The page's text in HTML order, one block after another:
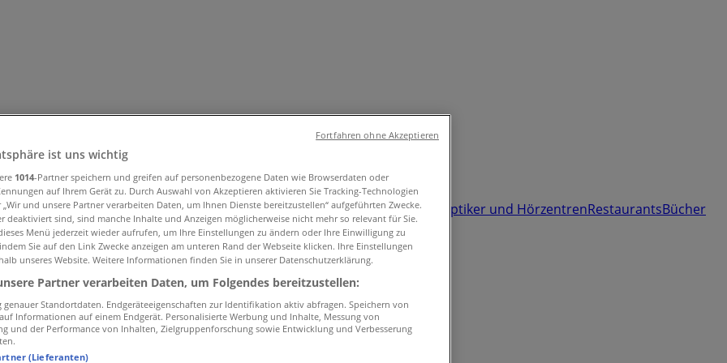
AccessoiresElektromärkteDrogerien und ParfümerieBaumärkte und
und BabyAuto, Motorrad und WerkstattKaufhäuserReisen und Freizeit Optiker und HörzentrenRestaurantsBücher
ist uns wichtig
1014-Partner speichern und greifen auf personenbezogene Daten wie Browserdaten oder
auf Ihrem Gerät zu. Durch Auswahl von Akzeptieren aktivieren Sie Tracking-Technologien
und unsere Partner verarbeiten Daten, um Ihnen Dienste bereitzustellen“ aufgeführten Zwecke.
deaktiviert sind, sind manche Inhalte und Anzeigen möglicherweise nicht mehr so relevant für Sie.
Menü jederzeit wieder aufrufen, um Ihre Einstellungen zu ändern oder Ihre Einwilligung zu
Sie auf den Link Zwecke anzeigen am unteren Rand der Webseite klicken. Ihre Einstellungen
unseres Website. Weitere Informationen finden Sie in unserer Datenschutzerklärung.
Partner verarbeiten Daten, um Folgendes bereitzustellen:
genauer Standortdaten. Endgeräteeigenschaften zur Identifikation aktiv abfragen. Speichern von
Informationen auf einem Endgerät. Personalisierte Werbung und Inhalte, Messung von
und der Performance von Inhalten, Zielgruppenforschung sowie Entwicklung und Verbesserung
(Lieferanten)
Fortfahren ohne Akzeptieren